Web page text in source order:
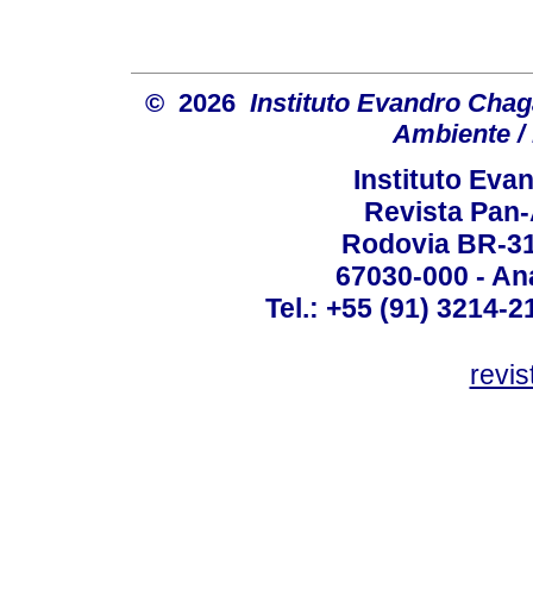
© 2026 Instituto Evandro
Ambiente /
Instituto
Revista
Rodovia BR-
67030-000 -
Tel.: +55 (91) 3214-